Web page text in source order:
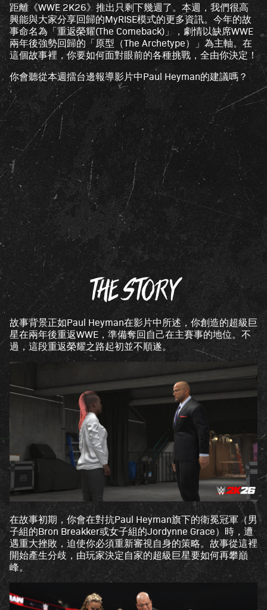
距離《WWE 2K26》推出只剩下幾週了。本週，我們很高
興能與大家分享回歸的MyRISE模式的更多資訊。今年的故
事命名為「重返榮耀(The Comeback)」，劇情以缺席WWE
兩年後強勢回歸的「原型（The Archetype）」為主軸。在
這個故事裡，你要如何面對眼前的各種挑戰，全由你決定！
你會聽從本週擂台邊報導影片中Paul Heyman的建議嗎？
A
c
c
e
p
t
&
a
「播
即表
示你
同意
You
Tub
e的
隱私
策 ，
並同
THE STORY
故事背景正如Paul Heyman在影片中所述，你創造的超級巨
星在兩年後重返WWE，準備奪回自己在主賽事的地位。不
過，這段重返榮耀之路起初並不順遂。
在故事初期，你會在對抗Paul Heyman旗下的衛冕冠軍（男
子組的Bron Breakker或女子組的Jordynne Grace）時，遭
遇重大挫敗，迫使你必須重新審視自身的策略。故事從這裡
開始產生分歧，由玩家決定自家的超級巨星要如何再攀巔
峰。